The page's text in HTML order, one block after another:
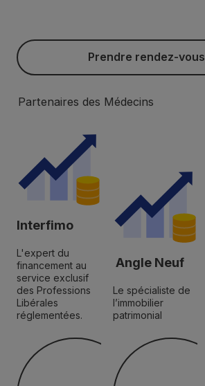
Prendre rendez-vous
Prendre rendez-vous
Partenaires des Médecins
Interfimo
L'expert du
financement au
service exclusif
des Professions
Libérales
réglementées.
Découvrir
Angle Neuf
Le spécialiste de
l’immobilier
patrimonial
Découvrir